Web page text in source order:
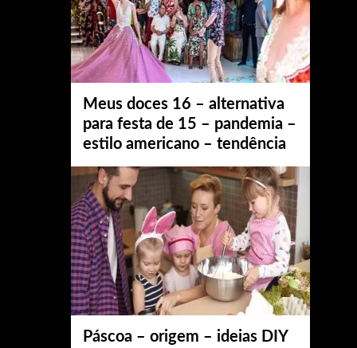
Meus doces 16 – alternativa
para festa de 15 – pandemia –
estilo americano – tendência
Páscoa – origem – ideias DIY